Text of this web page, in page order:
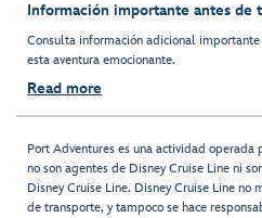
Información importante antes de
Consulta información adicional
esta aventura emocionante.
Read more
Port Adventures es una actividad
no son agentes de Disney Cruise Line ni
Disney Cruise Line. Disney Cruise Line no
de transporte, y tampoco se hace